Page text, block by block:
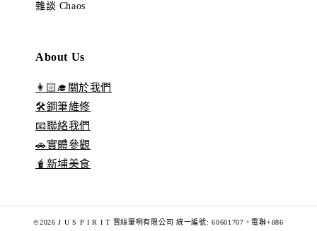
雜談 Chaos
About Us
👩🏻‍🎓關於我們
🛠️鋼筆維修
📧聯絡我們
🚗實體參觀
🧋新埔美食
©2026 J U S P I R I T 賈絲筆咧有限公司 統一編號: 60601707。電聯+886